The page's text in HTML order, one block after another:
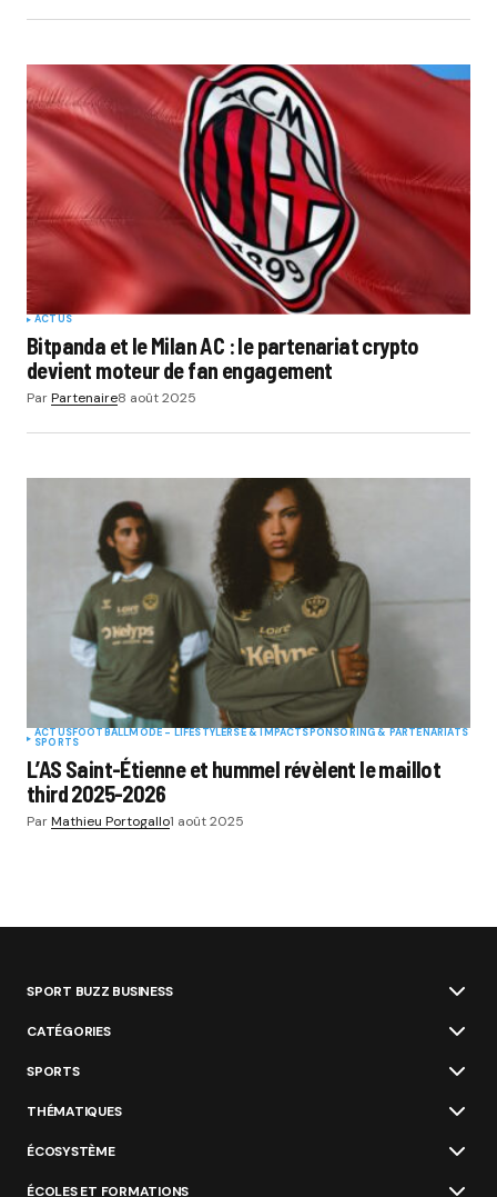
ACTUS
Bitpanda et le Milan AC : le partenariat crypto
devient moteur de fan engagement
ParPartenaire8 août 2025
ACTUSFOOTBALLMODE - LIFESTYLERSE & IMPACTSPONSORING & PARTENARIATS
SPORTS
L’AS Saint-Étienne et hummel révèlent le maillot
third 2025-2026
ParMathieu Portogallo1 août 2025
SPORT BUZZ BUSINESS
CATÉGORIES
SPORTS
THÉMATIQUES
ÉCOSYSTÈME
ÉCOLES ET FORMATIONS